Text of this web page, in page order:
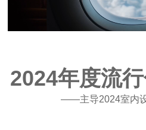
2024年度流
——主导2024室内